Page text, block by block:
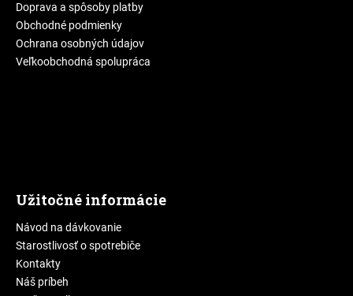
Doprava a spôsoby platby
Obchodné podmienky
Ochrana osobných údajov
Veľkoobchodná spolupráca
Užitočné informácie
Návod na dávkovanie
Starostlivosť o spotrebiče
Kontakty
Náš príbeh